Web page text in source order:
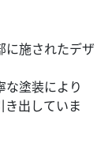
に施されたデザ
な塗装により
き出していま